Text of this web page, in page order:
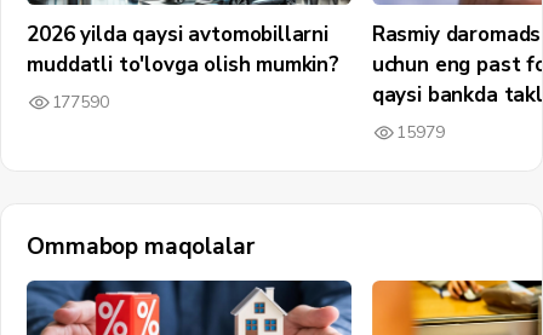
2026 yilda qaysi avtomobillarni
muddatli to'lovga olish mumkin?
177590
Rasmiy
uchun eng past
qaysi bankda
15979
Ommabop maqolalar